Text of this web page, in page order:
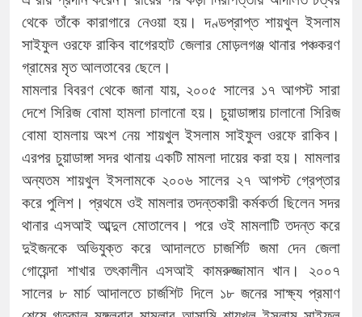
থেকে তাঁকে কারাগারে নেওয়া হয়। দণ্ডপ্রাপ্ত শায়খুল ইসলাম
সাইফুল ওরফে রাকিব বাগেরহাট জেলার মোড়লগঞ্জ থানার পঞ্চকরণ
গ্রামের মৃত আলতাবের ছেলে।
মামলার বিবরণ থেকে জানা যায়, ২০০৫ সালের ১৭ আগস্ট সারা
দেশে সিরিজ বোমা হামলা চালানো হয়। চুয়াডাঙ্গায় চালানো সিরিজ
বোমা হামলায় অংশ নেয় শায়খুল ইসলাম সাইফুল ওরফে রাকিব।
এরপর চুয়াডাঙ্গা সদর থানায় একটি মামলা দায়ের করা হয়। মামলার
অন্যতম শায়খুল ইসলামকে ২০০৬ সালের ২৭ আগস্ট গ্রেপ্তার
করে পুলিশ। প্রথমে ওই মামলার তদন্তকারী কর্মকর্তা ছিলেন সদর
থানার এসআই আব্দুল মোতালেব। পরে ওই মামলাটি তদন্ত করে
দুইজনকে অভিযুক্ত করে আদালতে চাজর্শিট জমা দেন জেলা
গোয়েন্দা শাখার তৎকালীন এসআই কামরুজ্জামান খান। ২০০৭
সালের ৮ মার্চ আদালতে চার্জশিট দিলে ১৮ জনের সাক্ষ্য প্রমাণ